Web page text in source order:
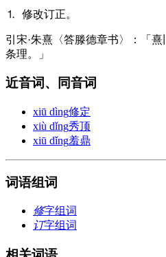
⒈ 修改订正。
引 宋·朱熹〈答滕德章书〉：「
条理。」
近音词、同音词
xiū dìng修定
xiù dǐng秀顶
xiū dǐng羞鼎
词语组词
修字组词
订字组词